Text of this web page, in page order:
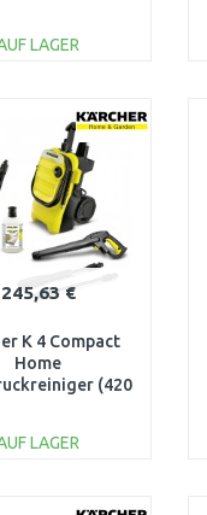
LAGER
Vergleichen
245,63 €
K 4 Compact
Home
(420
LAGER